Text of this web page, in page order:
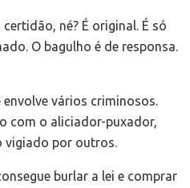
né? É original. É só
O bagulho é de responsa.
vários criminosos.
com o aliciador-puxador,
vigiado por outros.
burlar a lei e comprar